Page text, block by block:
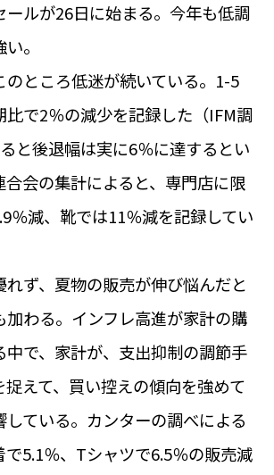
#レンタカー
#フランス旅行
トリビア
#データで読み解くフランス
#フランス交通機関
#求人
#サステナブル
シピ #ビューティー
#コスメ
ランスの地方 #フロマージュ
#おでかけ
#アート #車生活
1€＝182.37円
エトワとは
お問い合わせ
広告掲載
サイトポリシー
ールが26日に始まる。今年も低調
。
のところ低迷が続いている。1-5
比で2％の減少を記録した（IFM調
と後退幅は実に6％に達するとい
合会の集計によると、専門店に限
％減、靴では11％減を記録してい
ず、夏物の販売が伸び悩んだと
加わる。インフレ高進が家計の購
中で、家計が、支出抑制の調節手
捉えて、買い控えの傾向を強めて
している。カンターの調べによる
で5.1％、Tシャツで6.5％の販売減